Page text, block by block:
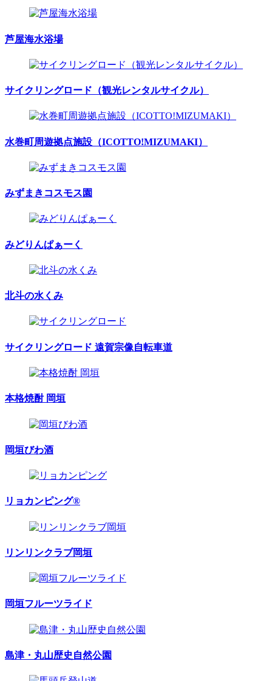
芦屋海水浴場
サイクリングロード（観光レンタルサイクル）
水巻町周遊拠点施設（ICOTTO!MIZUMAKI）
みずまきコスモス園
みどりんぱぁーく
北斗の水くみ
サイクリングロード 遠賀宗像自転車道
本格焼酎 岡垣
岡垣びわ酒
リョカンピング®
リンリンクラブ岡垣
岡垣フルーツライド
島津・丸山歴史自然公園